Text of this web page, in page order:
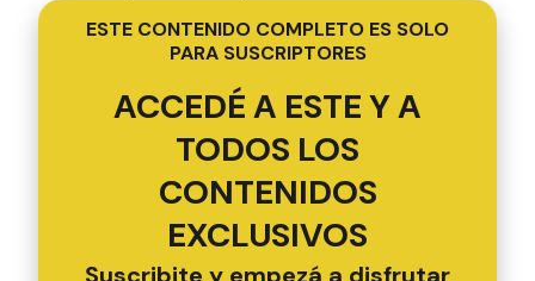
ESTE CONTENIDO COMPLETO ES SOLO
PARA SUSCRIPTORES
ACCEDÉ A ESTE Y A
TODOS LOS
CONTENIDOS
EXCLUSIVOS